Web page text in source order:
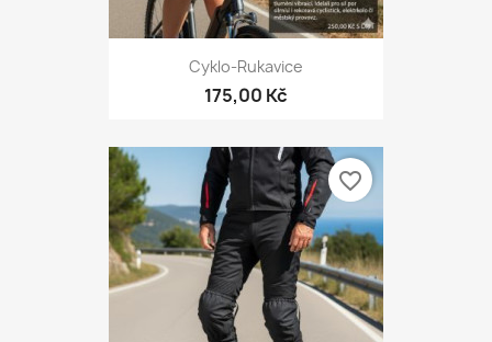
Cyklo-Rukavice
175,00 Kč
favorite_border